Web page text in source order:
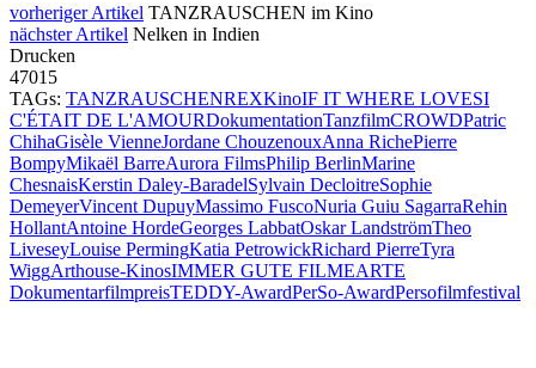
vorheriger Artikel TANZRAUSCHEN im Kino
nächster Artikel Nelken in Indien
Drucken
47015
TAGs: TANZRAUSCHENREXKinoIF IT WHERE LOVESI
C'ÉTAIT DE L'AMOURDokumentationTanzfilmCROWDPatric
ChihaGisèle VienneJordane ChouzenouxAnna RichePierre
BompyMikaël BarreAurora FilmsPhilip BerlinMarine
ChesnaisKerstin Daley-BaradelSylvain DecloitreSophie
DemeyerVincent DupuyMassimo FuscoNuria Guiu SagarraRehin
HollantAntoine HordeGeorges LabbatOskar LandströmTheo
LiveseyLouise PermingKatia PetrowickRichard PierreTyra
WiggArthouse-KinosIMMER GUTE FILMEARTE
DokumentarfilmpreisTEDDY-AwardPerSo-AwardPersofilmfestival